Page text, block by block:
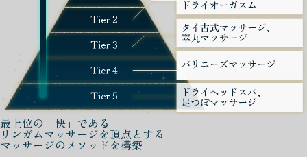
最上位の「快」である
リンガムマッサージを頂点とする
マッサージのメソッドを構築